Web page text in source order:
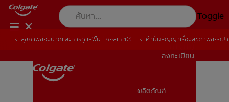
Toggle
ลงทะเบียน
ผลิตภัณฑ์
สุขภาพช่องปากและการดูแลฟัน | คอลเกต® คำมั่นสัญญาเรื่องสุขภาพช่องป